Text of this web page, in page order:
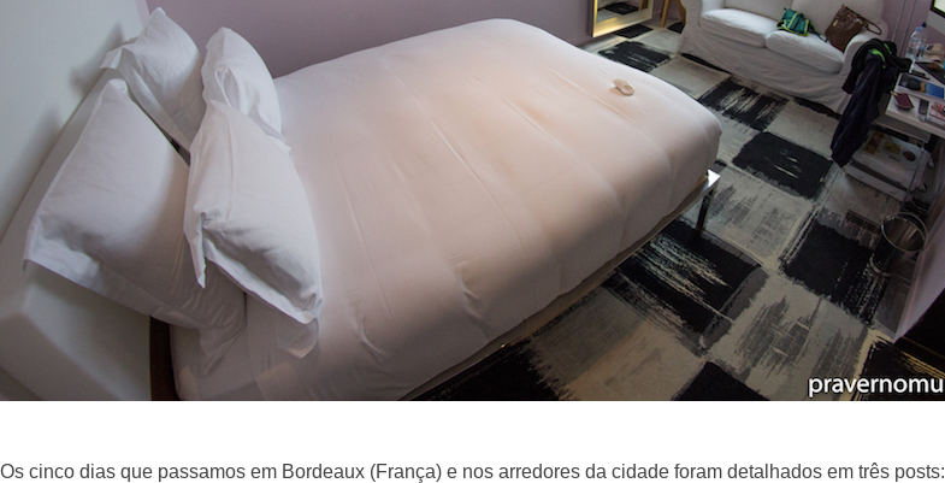
Os cinco dias que passamos em Bordeaux (França) e nos arredores da cidade foram detalhados em três posts: